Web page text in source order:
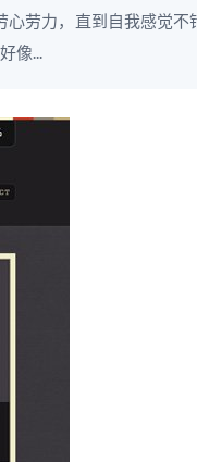
劳力，直到自我感觉不
像...